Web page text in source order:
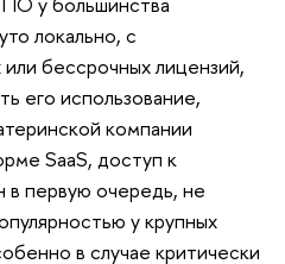
локально, с
бессрочных лицензий,
его использование,
компании
SaaS, доступ к
в первую очередь, не
у крупных
в случае критически